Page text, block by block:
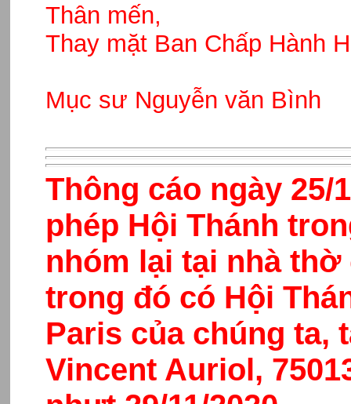
Thân mến,
Thay mặt Ban Chấp Hành
Mục sư Nguyễn văn Bình
Thông cáo ngày 25/
phép Hội Thánh
nhóm lại tại nhà
trong đó có Hội
Paris của chúng ta,
Vincent Auriol,